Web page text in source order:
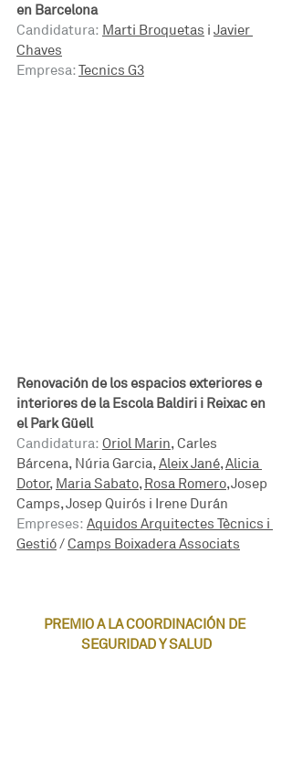
en Barcelona
Candidatura: Marti Broquetas i Javier
Chaves
Empresa:Tecnics G3
Renovación de los espacios exteriores e
interiores de la Escola Baldiri i Reixac en
el Park Güell
Candidatura: Oriol Marin, Carles
Bárcena, Núria Garcia, Aleix Jané, Alicia
Dotor, Maria Sabato, Rosa Romero, Josep
Camps, Josep Quirós i Irene Durán
Empreses: Aquidos Arquitectes Tècnics i
Gestió / Camps Boixadera Associats
PREMIO A LA COORDINACIÓN DE
SEGURIDAD Y SALUD